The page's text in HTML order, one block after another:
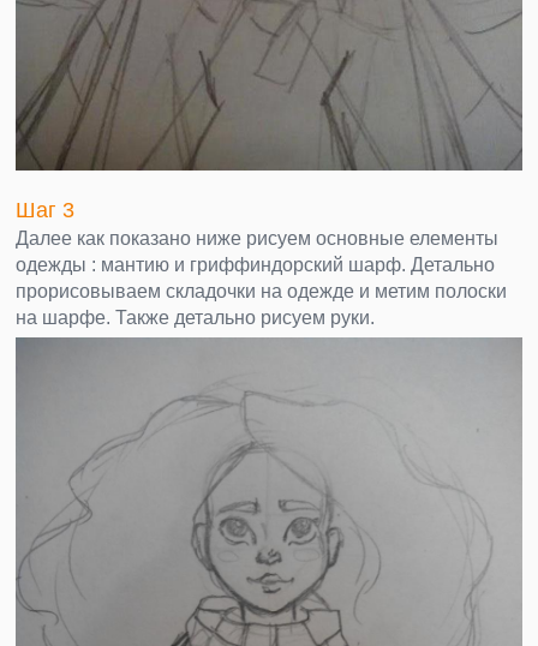
Шаг 3
Далее как показано ниже рисуем основные елементы
одежды : мантию и гриффиндорский шарф. Детально
прорисовываем складочки на одежде и метим полоски
на шарфе. Также детально рисуем руки.